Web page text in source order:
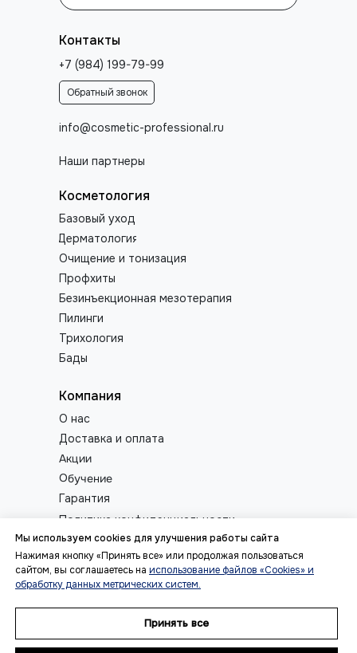
Мы используем cookies для улучшения работы сайта
Нажимая кнопку «Принять все» или продолжая пользоваться
сайтом, вы соглашаетесь на использование файлов «Cookies» и
обработку данных метрических систем.
Принять все
Косметология
Компания
О нас
Доставка и оплата
Акции
Обучение
Наши партнеры
Политика конфиденциальности
Обратная связь
Контакты
Обратный звонок
info@cosmetic-professional.ru
+7 (984) 199-79-99
© 2026 Premier — космецевтика и инъекционные
Базовый уход
Дерматология
Очищение и тонизация
Профхиты
Безинъекционная мезотерапия
Пилинги
Трихология
Бады
Гарантия